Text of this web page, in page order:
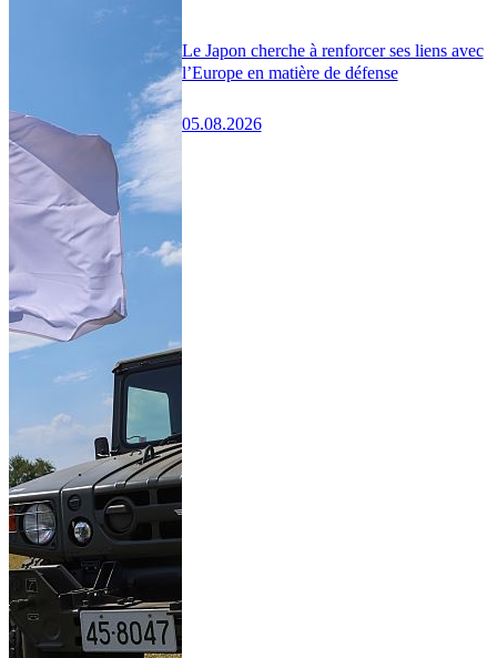
Le Japon cherche à renforcer ses liens avec
l’Europe en matière de défense
05.08.2026